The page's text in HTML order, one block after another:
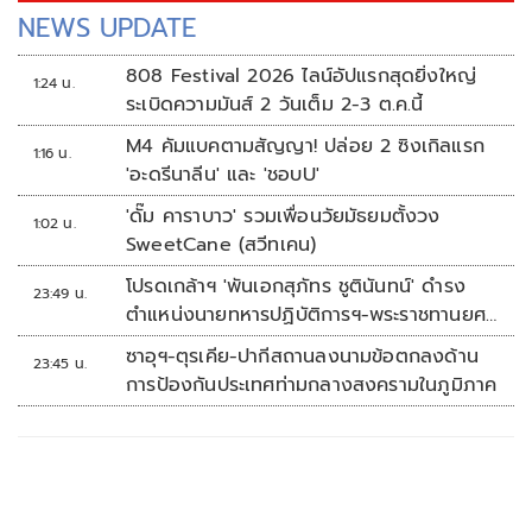
NEWS UPDATE
1:24 น.
808 Festival 2026 ไลน์อัปแรกสุดยิ่งใหญ่
ระเบิดความมันส์ 2 วันเต็ม 2-3 ต.ค.นี้
1:16 น.
M4 คัมแบคตามสัญญา! ปล่อย 2 ซิงเกิลแรก
'อะดรีนาลีน' และ 'ชอบU'
1:02 น.
'ดั๊ม คาราบาว' รวมเพื่อนวัยมัธยมตั้งวง
SweetCane (สวีทเคน)
23:49 น.
โปรดเกล้าฯ 'พันเอกสุภัทร ชูตินันทน์' ดำรง
ตำแหน่งนายทหารปฏิบัติการฯ-พระราชทานยศ
'พลตรี'
23:45 น.
ซาอุฯ-ตุรเคีย-ปากีสถานลงนามข้อตกลงด้าน
การป้องกันประเทศท่ามกลางสงครามในภูมิภาค